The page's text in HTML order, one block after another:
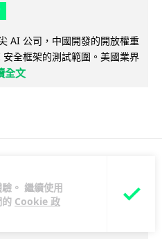
。 繼續使用
Cookie 政
AI 公司，中國開發的開放權重
全框架的測試範圍。美國業界
全文